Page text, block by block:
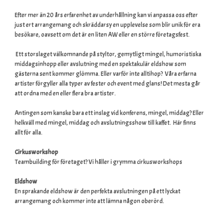
Efter mer än 20 års erfarenhet av underhållning kan vi anpassa oss efter
just ert arrangemang och skräddarsy en upplevelse som blir unik för era
besökare, oavsett om det är en liten AW eller en större företagsfest.
Ett storslaget välkomnande på styltor, gemytligt mingel, humoristiska
middagsinhopp eller avslutning med en spektakulär eldshow som
gästerna sent kommer glömma. Eller varför inte alltihop? Våra erfarna
artister förgyller alla typer av fester och event med glans!Det mesta går
att ordna med en eller flera bra artister.
Antingen som kanske bara ett inslag vid konferens, mingel, middag? Eller
helkväll med mingel, middag och avslutningsshow till kaffet. Här finns
allt för alla.
Cirkusworkshop
Teambuilding för företaget? Vi håller i grymma cirkusworkshops
Eldshow
En sprakande eldshow är den perfekta avslutningen på ett lyckat
arrangemang och kommer inte att lämna någon oberörd.